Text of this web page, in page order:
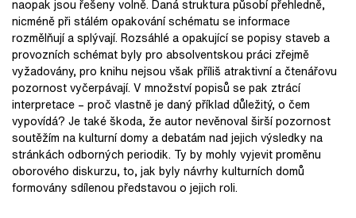
naopak jsou řešeny volně. Daná struktura působí přehledně,
nicméně při stálém opakování schématu se informace
rozmělňují a splývají. Rozsáhlé a opakující se popisy staveb a
provozních schémat byly pro absolventskou práci zřejmě
vyžadovány, pro knihu nejsou však příliš atraktivní a čtenářovu
pozornost vyčerpávají. V množství popisů se pak ztrácí
interpretace – proč vlastně je daný příklad důležitý, o čem
vypovídá? Je také škoda, že autor nevěnoval širší pozornost
soutěžím na kulturní domy a debatám nad jejich výsledky na
stránkách odborných periodik. Ty by mohly vyjevit proměnu
oborového diskurzu, to, jak byly návrhy kulturních domů
formovány sdílenou představou o jejich roli.